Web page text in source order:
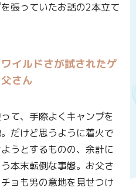
張っていたお話の2本立て
イルドさが試されたゲ
さん
て、手際よくキャンプを
だけど思うように着火で
うとするものの、余計に
本末転倒な事態。お父さ
ョも男の意地を見せつけ